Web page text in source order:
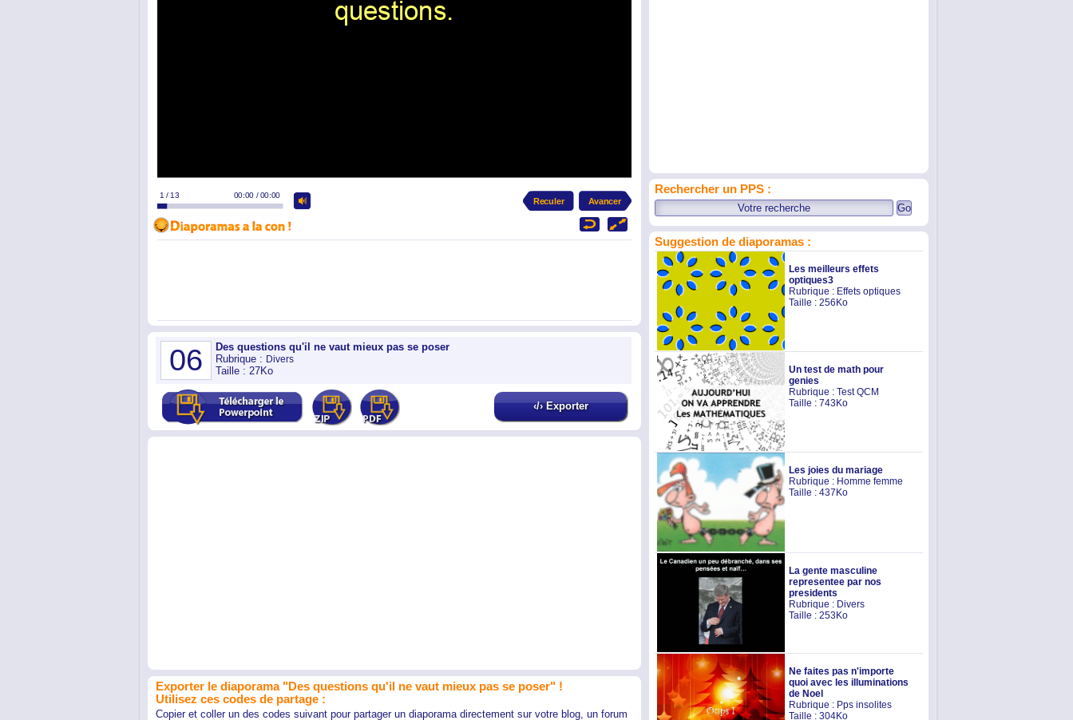
Rechercher un PPS :
Suggestion de diaporamas :
Les meilleurs effets
optiques3
Rubrique : Effets optiques
Taille : 256Ko
Un test de math pour
genies
Rubrique : Test QCM
Taille : 743Ko
Les joies du mariage
Rubrique : Homme femme
Taille : 437Ko
La gente masculine
representee par nos
presidents
Rubrique : Divers
Taille : 253Ko
Ne faites pas n'importe
quoi avec les illuminations
de Noel
Rubrique : Pps insolites
Taille : 304Ko
06
Des questions qu'il ne vaut mieux pas se poser
Rubrique : Divers
Taille : 27Ko
‹/› Exporter
Exporter le diaporama "Des questions qu'il ne vaut mieux pas se poser" !
Utilisez ces codes de partage :
Copier et coller un des codes suivant pour partager un diaporama directement sur votre blog, un forum